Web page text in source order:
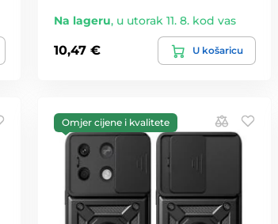
Na lageru, u utorak 11. 8. kod vas
10,47 € U košaricu
Omjer cijene i kvalitete